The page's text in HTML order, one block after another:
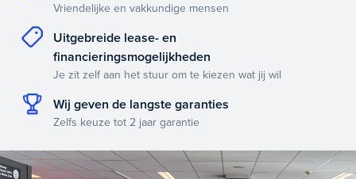
Vriendelijke en vakkundige mensen
Uitgebreide lease- en
financieringsmogelijkheden
Je zit zelf aan het stuur om te kiezen wat jij wil
Wij geven de langste garanties
Zelfs keuze tot 2 jaar garantie